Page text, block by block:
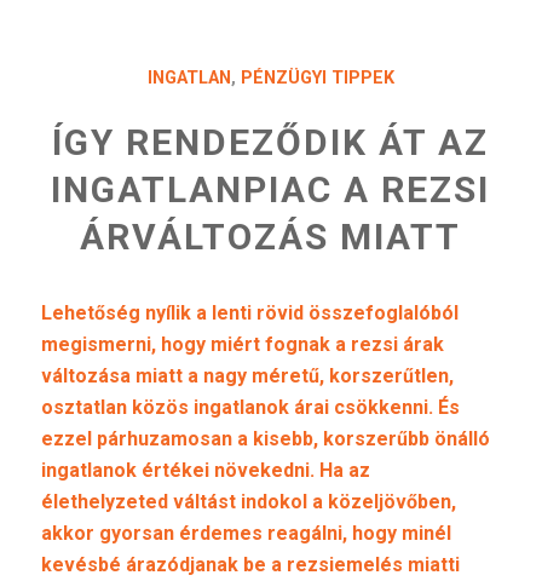
INGATLAN , PÉNZÜGYI TIPPEK
ÍGY RENDEZŐDIK ÁT AZ
INGATLANPIAC A REZSI
ÁRVÁLTOZÁS MIATT
Lehetőség nyílik a lenti rövid összefoglalóból
megismerni, hogy miért fognak a rezsi árak
változása miatt a nagy méretű, korszerűtlen,
osztatlan közös ingatlanok árai csökkenni. És
ezzel párhuzamosan a kisebb, korszerűbb önálló
ingatlanok értékei növekedni. Ha az
élethelyzeted váltást indokol a közeljövőben,
akkor gyorsan érdemes reagálni, hogy minél
kevésbé árazódjanak be a rezsiemelés miatti